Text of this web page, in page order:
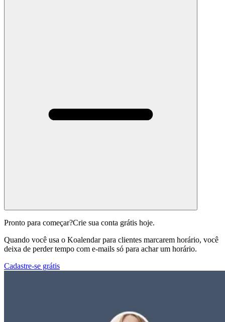
Pronto para começar?Crie sua conta grátis hoje.
Quando você usa o Koalendar para clientes marcarem horário, você
deixa de perder tempo com e-mails só para achar um horário.
Cadastre-se grátis